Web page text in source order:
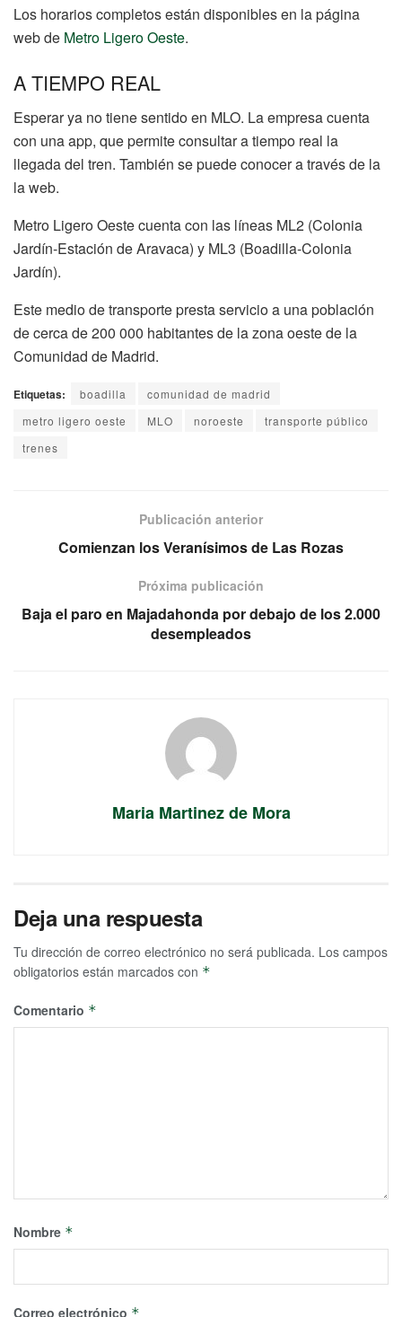
Los horarios completos están disponibles en la página
web de Metro Ligero Oeste.
A TIEMPO REAL
Esperar ya no tiene sentido en MLO. La empresa cuenta
con una app, que permite consultar a tiempo real la
llegada del tren. También se puede conocer a través de la
la web.
Metro Ligero Oeste cuenta con las líneas ML2 (Colonia
Jardín-Estación de Aravaca) y ML3 (Boadilla-Colonia
Jardín).
Este medio de transporte presta servicio a una población
de cerca de 200 000 habitantes de la zona oeste de la
Comunidad de Madrid.
Etiquetas: boadilla
comunidad de madrid
metro ligero oeste
MLO noroeste
transporte público
trenes
Publicación anterior
Comienzan los Veranísimos de Las Rozas
Próxima publicación
Baja el paro en Majadahonda por debajo de los 2.000
desempleados
Maria Martinez de Mora
Deja una respuesta
Tu dirección de correo electrónico no será publicada. Los campos
obligatorios están marcados con *
Comentario *
Nombre *
Correo electrónico *